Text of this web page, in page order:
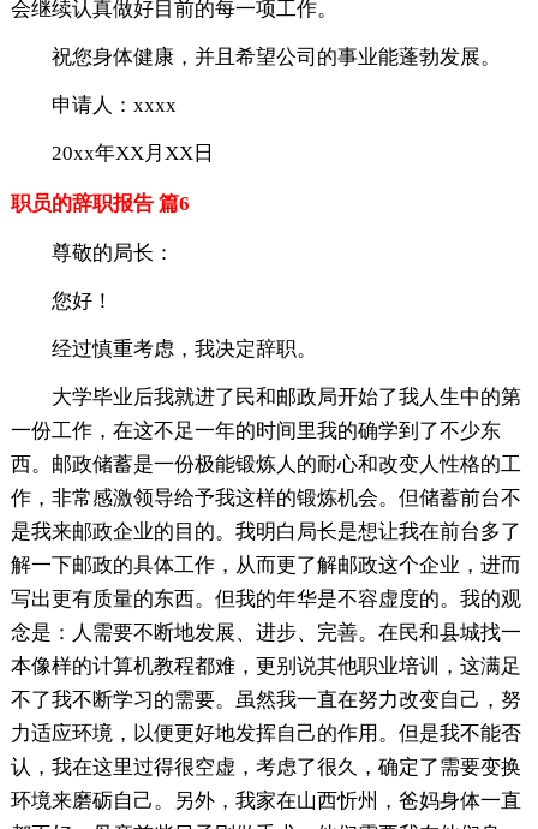
会继续认真做好目前的每一项工作。
祝您身体健康，并且希望公司的事业能蓬勃发展。
申请人：xxxx
20xx年XX月XX日
职员的辞职报告 篇6
尊敬的局长：
您好！
经过慎重考虑，我决定辞职。
大学毕业后我就进了民和邮政局开始了我人生中的第
一份工作，在这不足一年的时间里我的确学到了不少东
西。邮政储蓄是一份极能锻炼人的耐心和改变人性格的工
作，非常感激领导给予我这样的锻炼机会。但储蓄前台不
是我来邮政企业的目的。我明白局长是想让我在前台多了
解一下邮政的具体工作，从而更了解邮政这个企业，进而
写出更有质量的东西。但我的年华是不容虚度的。我的观
念是：人需要不断地发展、进步、完善。在民和县城找一
本像样的计算机教程都难，更别说其他职业培训，这满足
不了我不断学习的需要。虽然我一直在努力改变自己，努
力适应环境，以便更好地发挥自己的作用。但是我不能否
认，我在这里过得很空虚，考虑了很久，确定了需要变换
环境来磨砺自己。另外，我家在山西忻州，爸妈身体一直